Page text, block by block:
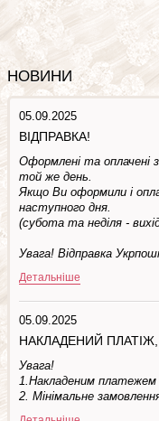
НОВИНИ
05.09.2025
ВІДПРАВКА!
Оформлені та оплачені
той же день.
Якщо Ви оформили і
наступного дня.
(субота та недiля -
Увага! Відправка
Детальніше
05.09.2025
НАКЛАДЕНИЙ
Увага!
1.Накладеним платежем
2. Мінімальне